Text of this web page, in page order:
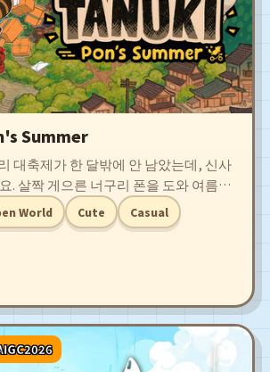
Summer
대축제가 한 달밖에 안 남았는데, 신사
. 살짝 게으른 너구리 폰을 도와 여름이
원상태로 돌려줄래요? 우체국에서 파
일하는 폰과 함께 우편물을 전달하고,
를 복구하여 성대한 축제를 맞이하세
World Cute Casual